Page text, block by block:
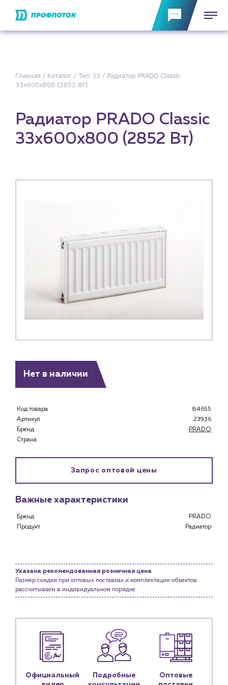
Клиентам
Снабженцам и подрядным организациям
Услуги
Водоснабжение и теплоснабжение
Портфолио
Новости
Блог
Главная Каталог Тип 33
Радиатор PRADO Classic
33х600х800 (2852 Вт)
Радиатор PRADO Classic
33х600х800 (2852 Вт)
Нет в наличии
Код товара
84655
Артикул
23936
Бренд
PRADO
Страна
Запрос оптовой цены
Важные характеристики
Бренд
PRADO
Продукт
Радиатор
Указана рекомендованная розничная цена
Размер скидки при оптовых поставках и комплектации объектов
рассчитываем в индивидуальном порядке.
Официальный
Подробные
Оптовые